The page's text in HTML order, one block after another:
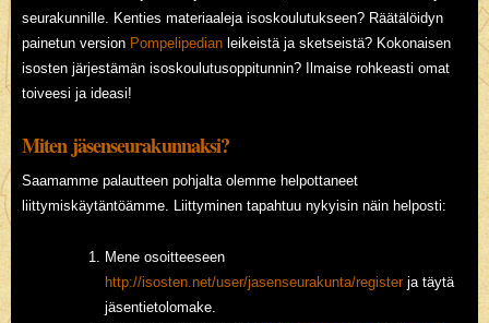
seurakunnille. Kenties materiaaleja isoskoulutukseen? Räätälöidyn
painetun version Pompelipedian leikeistä ja sketseistä? Kokonaisen
isosten järjestämän isoskoulutusoppitunnin? Ilmaise rohkeasti omat
toiveesi ja ideasi!
Miten jäsenseurakunnaksi?
Saamamme palautteen pohjalta olemme helpottaneet
liittymiskäytäntöämme. Liittyminen tapahtuu nykyisin näin helposti:
Mene osoitteeseen
http://isosten.net/user/jasenseurakunta/registerja täytä
jäsentietolomake.